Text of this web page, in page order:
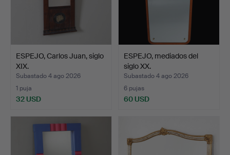
ESPEJO, Carlos Juan, siglo
XIX.
Subastado 4 ago 2026
1 puja
32 USD
ESPEJO, mediados del
siglo XX.
Subastado 4 ago 2026
6 pujas
60 USD